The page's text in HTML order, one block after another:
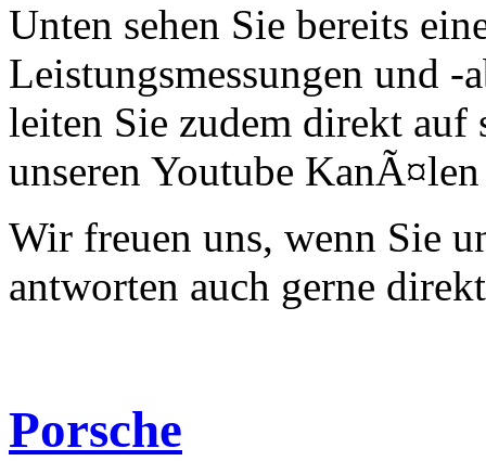
Unten sehen Sie bereits
Leistungsmessungen und -
leiten Sie zudem direkt auf
unseren Youtube
Wir freuen uns, wenn Sie
antworten auch gerne
Porsche